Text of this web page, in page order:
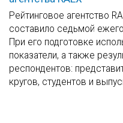
Рейтинговое агентство
составило седьмой
При его подготовке
показатели, а также
респондентов:
кругов, студентов и